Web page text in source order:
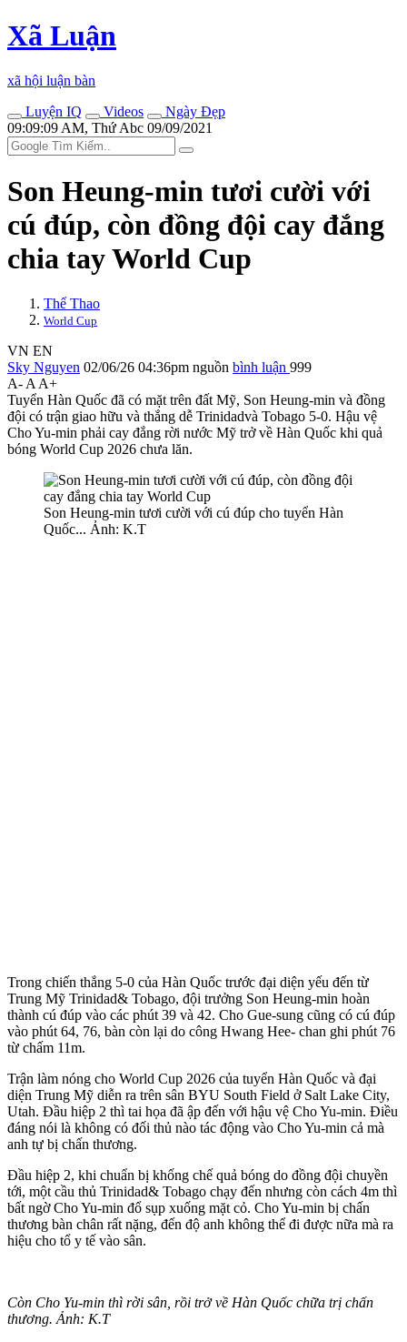
Xã Luận
xã hội luận bàn
Luyện IQ
Videos
Ngày Đẹp
09:09:09 AM, Thứ Abc 09/09/2021
Son Heung-min tươi cười với
cú đúp, còn đồng đội cay đắng
chia tay World Cup
Thể Thao
World Cup
VN EN
Sky Nguyen 02/06/26 04:36pm nguồn bình luận 999
A- A A+
Tuyển Hàn Quốc đã có mặt trên đất Mỹ, Son Heung-min và đồng
đội có trận giao hữu và thắng dễ Trinidadvà Tobago 5-0. Hậu vệ
Cho Yu-min phải cay đắng rời nước Mỹ trở về Hàn Quốc khi quả
bóng World Cup 2026 chưa lăn.
Son Heung-min tươi cười với cú đúp cho tuyển Hàn
Quốc... Ảnh: K.T
Trong chiến thắng 5-0 của Hàn Quốc trước đại diện yếu đến từ
Trung Mỹ Trinidad& Tobago, đội trưởng Son Heung-min hoàn
thành cú đúp vào các phút 39 và 42. Cho Gue-sung cũng có cú đúp
vào phút 64, 76, bàn còn lại do công Hwang Hee- chan ghi phút 76
từ chấm 11m.
Trận làm nóng cho World Cup 2026 của tuyển Hàn Quốc và đại
diện Trung Mỹ diễn ra trên sân BYU South Field ở Salt Lake City,
Utah. Đầu hiệp 2 thì tai họa đã ập đến với hậu vệ Cho Yu-min. Điều
đáng nói là không có đối thủ nào tác động vào Cho Yu-min cả mà
anh tự bị chấn thương.
Đầu hiệp 2, khi chuẩn bị khống chế quả bóng do đồng đội chuyền
tới, một cầu thủ Trinidad& Tobago chạy đến nhưng còn cách 4m thì
bất ngờ Cho Yu-min đổ sụp xuống mặt cỏ. Cho Yu-min bị chấn
thương bàn chân rất nặng, đến độ anh không thể đi được nữa mà ra
hiệu cho tổ y tế vào sân.
Còn Cho Yu-min thì rời sân, rồi trở về Hàn Quốc chữa trị chấn
thương. Ảnh: K.T